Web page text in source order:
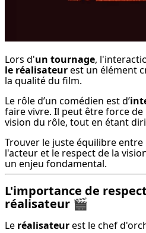
Lors d'un tournage,
le réalisateur est un élément
la qualité du film.
Le rôle d’un comédien est d’
faire vivre. Il peut être force
vision du rôle, tout en étant
Trouver le juste équilibre
l'acteur et le respect de la
un enjeu fondamental.
L'importance de
réalisateur 🎬
Le réalisateur est le chef